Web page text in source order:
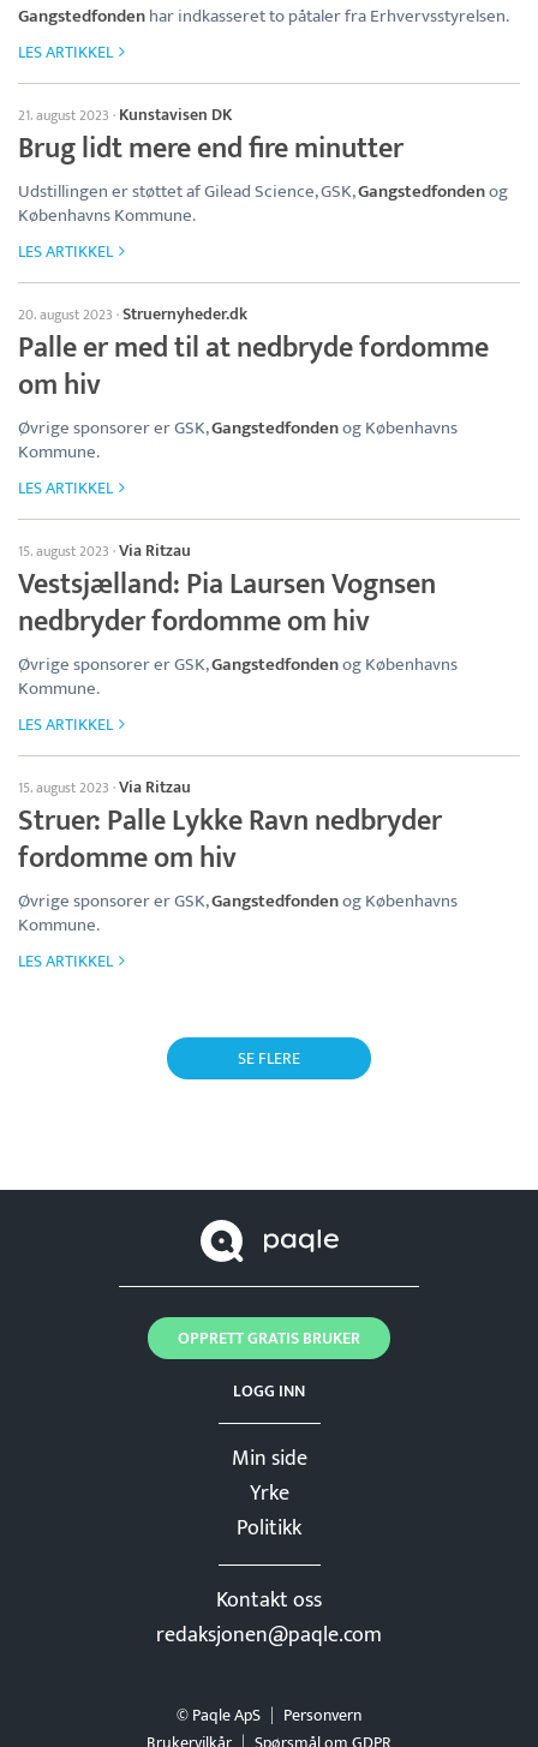
Gangstedfondenhar indkasseret to påtaler fra Erhvervsstyrelsen.
LES ARTIKKEL
21. august 2023 · Kunstavisen DK
Brug lidt mere end fire minutter
Udstillingen er støttet af Gilead Science, GSK,Gangstedfondenog
Københavns Kommune.
LES ARTIKKEL
20. august 2023 ·Struernyheder.dk
Palle er med til at nedbryde fordomme
om hiv
Øvrige sponsorer er GSK,Gangstedfondenog Københavns
Kommune.
LES ARTIKKEL
15. august 2023 ·Via Ritzau
Vestsjælland: Pia Laursen Vognsen
nedbryder fordomme om hiv
Øvrige sponsorer er GSK,Gangstedfondenog Københavns
Kommune.
LES ARTIKKEL
15. august 2023 ·Via Ritzau
Struer: Palle Lykke Ravn nedbryder
fordomme om hiv
Øvrige sponsorer er GSK,Gangstedfondenog Københavns
Kommune.
LES ARTIKKEL
SE FLERE
Min side
Yrke
Politikk
Kontakt oss
redaksjonen@paqle.com
LOGG INN
OPPRETT GRATIS BRUKER
© Paqle ApS
Personvern